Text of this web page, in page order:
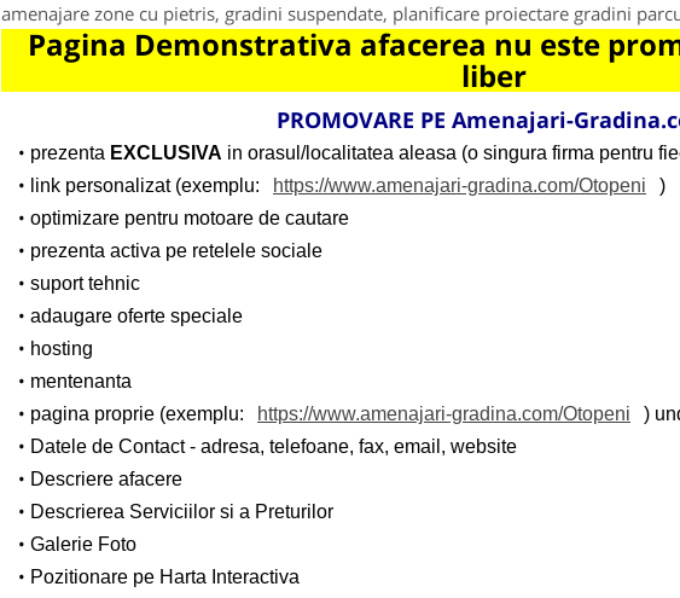
amenajare zone cu pietris, gradini suspendate, planificare proiectare gradini
Pagina Demonstrativa afacerea nu este
liber
PROMOVARE PE Amenajari-
prezenta EXCLUSIVA in orasul/localitatea aleasa (o singura firma pentru
link personalizat (exemplu:
https://www.amenajari-gradina.com/Otopeni
)
optimizare pentru motoare de cautare
prezenta activa pe retelele sociale
suport tehnic
adaugare oferte speciale
hosting
mentenanta
pagina proprie (exemplu:
https://www.amenajari-gradina.com/Otopeni
)
Datele de Contact - adresa, telefoane, fax, email, website
Descriere afacere
Descrierea Serviciilor si a Preturilor
Galerie Foto
Pozitionare pe Harta Interactiva